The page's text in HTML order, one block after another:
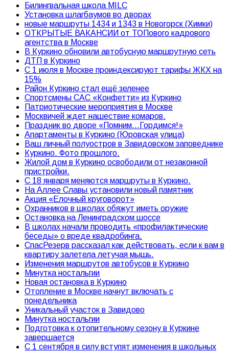
Билингвальная школа MILC
Установка шлагбаумов во дворах
новые маршруты 1434 и 1343 в Новогорск (Химки)
ОТКРЫТЫЕ ВАКАНСИИ от ТОПового кадрового
агентства в Москве
В Куркино обновили автобусную маршрутную сеть
ДТП в Куркино
С 1 июля в Москве проиндексируют тарифы ЖКХ на
15%
Район Куркино стал ещё зеленее
Спортсмены САС «Конфетти» из Куркино
Патриотические мероприятия в Москве
Москвичей ждет нашествие комаров.
Праздник во дворе «Помним…Гордимся!»
Апартаменты в Куркино (Юровская улица)
Ваш личный полуостров в Завидовском заповеднике
Куркино. Фото прошлого.
Жилой дом в Куркино освободили от незаконной
пристройки.
С 18 января меняются маршруты в Куркино.
На Аллее Славы установили новый памятник
Акция «Елочный круговорот»
Охранников в школах обяжут иметь оружие
Остановка на Ленинградском шоссе
В школах начали проводить «профилактические
беседы» о вреде квадробинга.
СпасРезерв рассказал как действовать, если к вам в
квартиру залетела летучая мышь.
Изменения маршрутов автобусов в Куркино
Минутка ностальгии
Новая остановка в Куркино
Отопление в Москве начнут включать с
понедельника
Уникальный участок в Завидово
Минутка ностальгии
Подготовка к отопительному сезону в Куркине
завершается
С 1 сентября в силу вступят изменения в школьных